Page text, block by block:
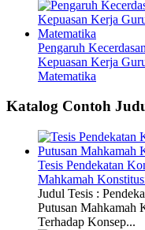
Pengaruh
Kepuasan Kerja
Matematika
Katalog Contoh
Tesis Pendekatan
Mahkamah
Judul Tesis :
Putusan Mahkamah
Terhadap Konsep...